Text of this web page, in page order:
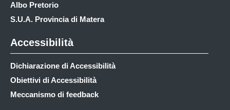
Albo Pretorio
S.U.A. Provincia di Matera
Accessibilità
Dichiarazione di Accessibilità
Obiettivi di Accessibilità
Meccanismo di feedback